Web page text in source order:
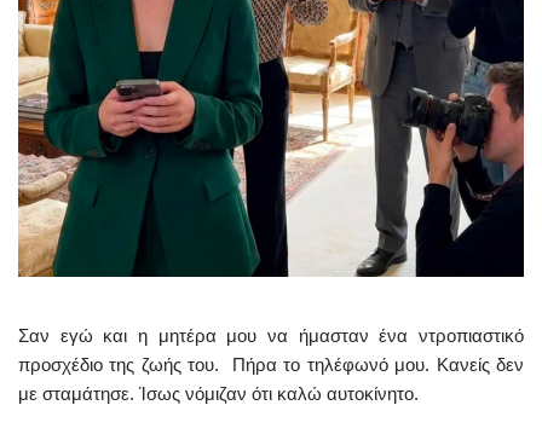
Σαν εγώ και η μητέρα μου να ήμασταν ένα ντροπιαστικό
προσχέδιο της ζωής του. Πήρα το τηλέφωνό μου. Κανείς δεν
με σταμάτησε. Ίσως νόμιζαν ότι καλώ αυτοκίνητο.